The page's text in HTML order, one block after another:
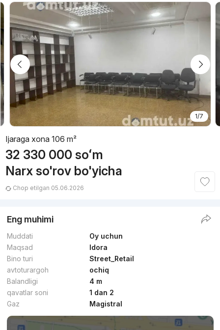
1/7
Ijaraga xona 106 m²
32 330 000 soʻm
Narx so'rov bo'yicha
Chop etilgan 05.06.2026
Eng muhimi
Muddati
Oy uchun
Maqsad
Idora
Bino turi
Street_Retail
avtoturargoh
ochiq
Balandligi
4 m
qavatlar soni
1 dan 2
Gaz
Magistral